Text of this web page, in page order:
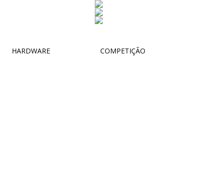
HARDWARE COMPETIÇÃO